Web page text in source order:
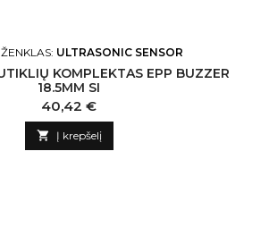
ULTRASONIC SENSOR
KOMPLEKTAS EPP BUZZER
18.5MM SI
Kaina
40,42 €
 Į krepšelį